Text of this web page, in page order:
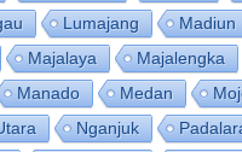
Lumajang Madiun
Majalaya Majalengka
Manado Medan
Nganjuk